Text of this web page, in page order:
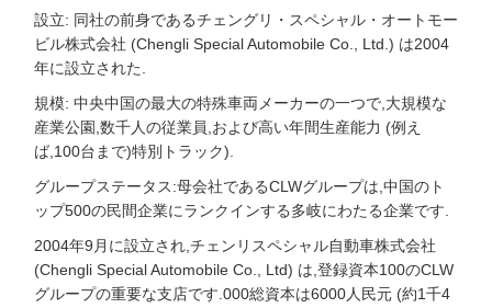
設立: 同社の前身であるチェングリ・スペシャル・オートモー
ビル株式会社 (Chengli Special Automobile Co., Ltd.) は2004
年に設立された.
規模: 中央中国の最大の特殊車両メーカーの一つで,大規模な
産業公園,数千人の従業員,および高い年間生産能力 (例え
ば,100台まで)特別トラック).
グループステータス:母会社であるCLWグループは,中国のト
ップ500の民間企業にランクインする多岐にわたる企業です.
2004年9月に設立され,チェンリスペシャル自動車株式会社
(Chengli Special Automobile Co., Ltd) は,登録資本100のCLW
グループの重要な支店です.000総資本は6000人民元 (約1千4